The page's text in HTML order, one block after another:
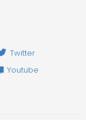
Twitter
Youtube